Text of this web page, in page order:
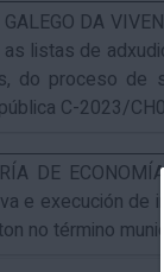
GALEGO DA
listas de
do proceso de
C-2023/
DE
e execución de
no término